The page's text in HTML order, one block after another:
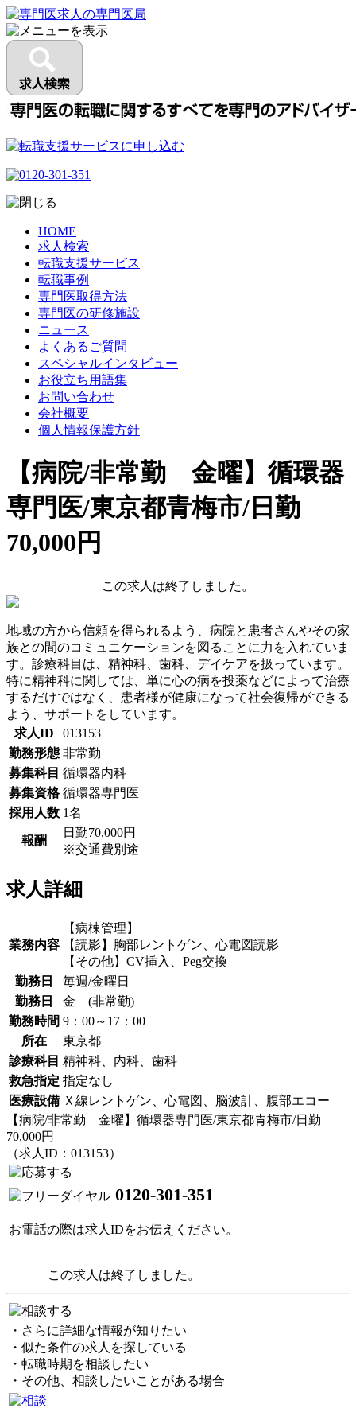
HOME
求人検索
転職支援サービス
転職事例
専門医取得方法
専門医の研修施設
ニュース
よくあるご質問
スペシャルインタビュー
お役立ち用語集
お問い合わせ
会社概要
個人情報保護方針
【病院/非常勤 金曜】循環器
専門医/東京都青梅市/日勤
70,000円
この求人は終了しました。
地域の方から信頼を得られるよう、病院と患者さんやその家
族との間のコミュニケーションを図ることに力を入れていま
す。診療科目は、精神科、歯科、デイケアを扱っています。
特に精神科に関しては、単に心の病を投薬などによって治療
するだけではなく、患者様が健康になって社会復帰ができる
よう、サポートをしています。
求人ID
013153
勤務形態 非常勤
募集科目 循環器内科
募集資格 循環器専門医
採用人数 1名
報酬
日勤70,000円
※交通費別途
求人詳細
業務内容
【病棟管理】
【読影】胸部レントゲン、心電図読影
【その他】CV挿入、Peg交換
勤務日
毎週/金曜日
勤務日
金 (非常勤)
勤務時間 9：00～17：00
所在
東京都
診療科目 精神科、内科、歯科
救急指定 指定なし
医療設備 Ｘ線レントゲン、心電図、脳波計、腹部エコー
【病院/非常勤 金曜】循環器専門医/東京都青梅市/日勤
70,000円
（求人ID：013153）
0120-301-351
お電話の際は求人IDをお伝えください。
この求人は終了しました。
・さらに詳細な情報が知りたい
・似た条件の求人を探している
・転職時期を相談したい
・その他、相談したいことがある場合